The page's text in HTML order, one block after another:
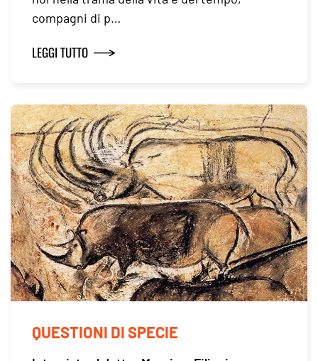
compagni di p…
LEGGI TUTTO
QUESTIONI DI SPECIE